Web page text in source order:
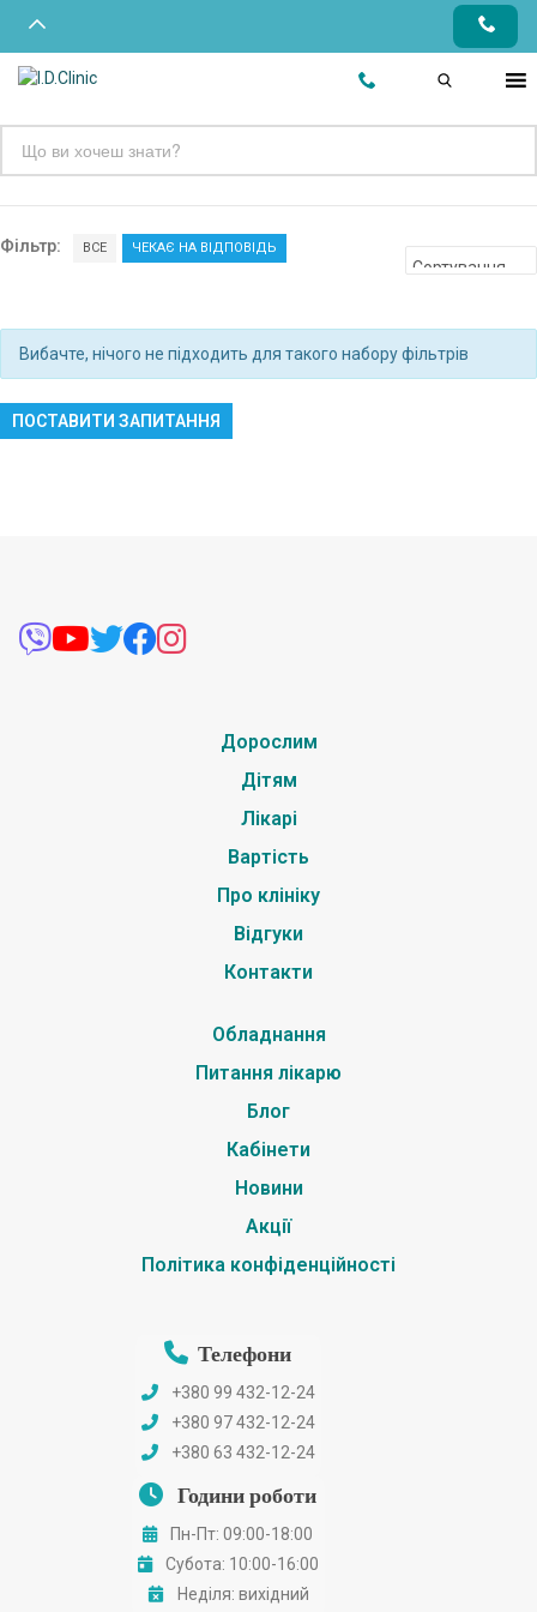
Фільтр: ВСЕ ЧЕКАЄ НА ВІДПОВІДЬ
Вибачте, нічого не підходить для такого набору фільтрів
ПОСТАВИТИ ЗАПИТАННЯ
Дорослим
Дітям
Лікарі
Вартість
Про клініку
Відгуки
Контакти
Обладнання
Питання лікарю
Блог
Кабінети
Новини
Акції
Політика конфіденційності
Телефони
+380 99 432-12-24
+380 97 432-12-24
+380 63 432-12-24
Години роботи
Пн-Пт: 09:00-18:00
Субота: 10:00-16:00
Неділя: вихідний